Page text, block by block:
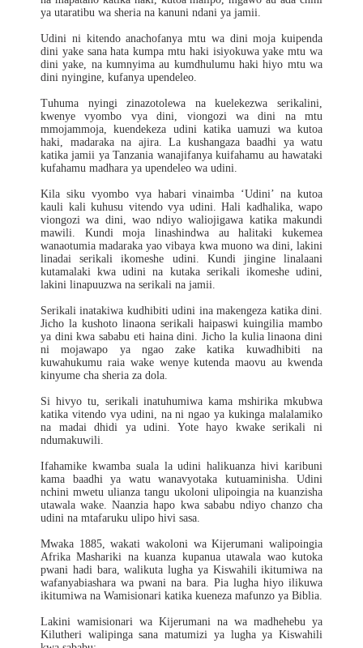
ya utaratibu wa sheria na kanuni ndani ya jamii.
Udini ni kitendo anachofanya mtu wa dini moja kuipenda
dini yake sana hata kumpa mtu haki isiyokuwa yake mtu wa
dini yake, na kumnyima au kumdhulumu haki hiyo mtu wa
dini nyingine, kufanya upendeleo.
Tuhuma nyingi zinazotolewa na kuelekezwa serikalini,
kwenye vyombo vya dini, viongozi wa dini na mtu
mmojammoja, kuendekeza udini katika uamuzi wa kutoa
haki, madaraka na ajira. La kushangaza baadhi ya watu
katika jamii ya Tanzania wanajifanya kuifahamu au hawataki
kufahamu madhara ya upendeleo wa udini.
Kila siku vyombo vya habari vinaimba ‘Udini’ na kutoa
kauli kali kuhusu vitendo vya udini. Hali kadhalika, wapo
viongozi wa dini, wao ndiyo waliojigawa katika makundi
mawili. Kundi moja linashindwa au halitaki kukemea
wanaotumia madaraka yao vibaya kwa muono wa dini, lakini
linadai serikali ikomeshe udini. Kundi jingine linalaani
kutamalaki kwa udini na kutaka serikali ikomeshe udini,
lakini linapuuzwa na serikali na jamii.
Serikali inatakiwa kudhibiti udini ina makengeza katika dini.
Jicho la kushoto linaona serikali haipaswi kuingilia mambo
ya dini kwa sababu eti haina dini. Jicho la kulia linaona dini
ni mojawapo ya ngao zake katika kuwadhibiti na
kuwahukumu raia wake wenye kutenda maovu au kwenda
kinyume cha sheria za dola.
Si hivyo tu, serikali inatuhumiwa kama mshirika mkubwa
katika vitendo vya udini, na ni ngao ya kukinga malalamiko
na madai dhidi ya udini. Yote hayo kwake serikali ni
ndumakuwili.
Ifahamike kwamba suala la udini halikuanza hivi karibuni
kama baadhi ya watu wanavyotaka kutuaminisha. Udini
nchini mwetu ulianza tangu ukoloni ulipoingia na kuanzisha
utawala wake. Naanzia hapo kwa sababu ndiyo chanzo cha
udini na mtafaruku ulipo hivi sasa.
Mwaka 1885, wakati wakoloni wa Kijerumani walipoingia
Afrika Mashariki na kuanza kupanua utawala wao kutoka
pwani hadi bara, walikuta lugha ya Kiswahili ikitumiwa na
wafanyabiashara wa pwani na bara. Pia lugha hiyo ilikuwa
ikitumiwa na Wamisionari katika kueneza mafunzo ya Biblia.
Lakini wamisionari wa Kijerumani na wa madhehebu ya
Kilutheri walipinga sana matumizi ya lugha ya Kiswahili